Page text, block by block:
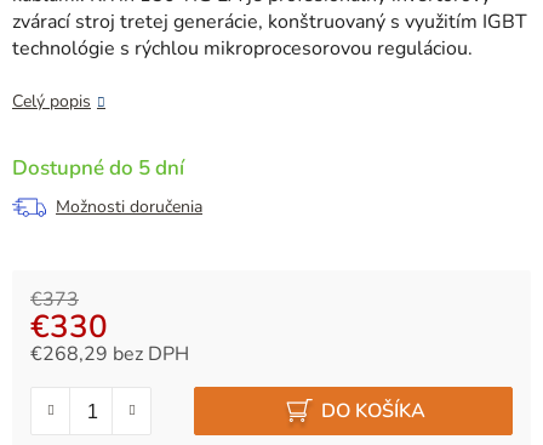
zvárací stroj tretej generácie, konštruovaný s využitím IGBT
technológie s rýchlou mikroprocesorovou reguláciou.
Celý popis
Dostupné do 5 dní
Možnosti doručenia
€373
€330
€268,29 bez DPH
DO KOŠÍKA